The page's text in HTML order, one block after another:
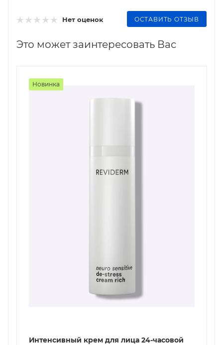
Нет оценок ОСТАВИТЬ ОТЗЫВ
Это может заинтересовать Вас
Новинка
Интенсивный крем для лица 24-часовой